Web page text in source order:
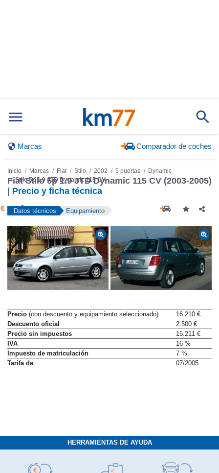
Fiat Stilo 5p 1.9 JTD Dynamic 115 CV (2003-2005)
|
Precio y ficha técnica
Precio(con descuento y equipamiento seleccionado)
16.210 €
Descuento oficial
2.500 €
Precio sin impuestos
15.211 €
IVA
16 %
Impuesto de matriculación
7 %
HERRAMIENTAS DE AYUDA